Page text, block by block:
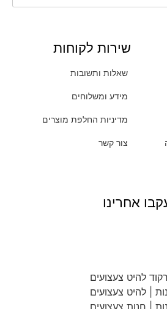
שירות לקוחות
שאלות ותשובות
מידע ומשלוחים
מדיניות החלפת מוצרים
צור קשר
אחרינו